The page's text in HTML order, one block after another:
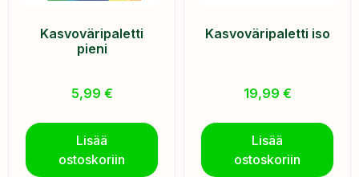
Kasvoväripaletti
pieni
5,99 €
Lisää
ostoskoriin
Kasvoväripaletti iso
19,99 €
Lisää
ostoskoriin